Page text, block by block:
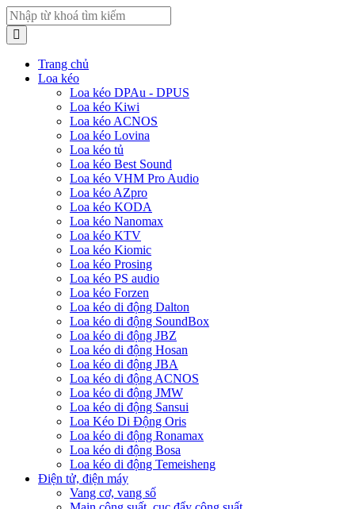
Trang chủ
Loa kéo
Loa kéo DPAu - DPUS
Loa kéo Kiwi
Loa kéo ACNOS
Loa kéo Lovina
Loa kéo tủ
Loa kéo Best Sound
Loa kéo VHM Pro Audio
Loa kéo AZpro
Loa kéo KODA
Loa kéo Nanomax
Loa kéo KTV
Loa kéo Kiomic
Loa kéo Prosing
Loa kéo PS audio
Loa kéo Forzen
Loa kéo di động Dalton
Loa kéo di động SoundBox
Loa kéo di động JBZ
Loa kéo di động Hosan
Loa kéo di động JBA
Loa kéo di động ACNOS
Loa kéo di động JMW
Loa kéo di động Sansui
Loa Kéo Di Động Oris
Loa kéo di động Ronamax
Loa kéo di động Bosa
Loa kéo di động Temeisheng
Điện tử, điện máy
Vang cơ, vang số